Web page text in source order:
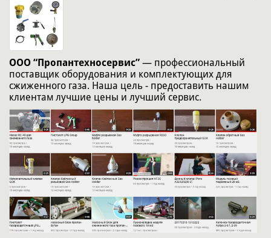
ООО “Пропантехносервис” ― профессиональный
поставщик оборудования и комплектующих для
сжиженного газа. Наша цель - предоставить нашим
клиентам лучшие цены и лучший сервис.